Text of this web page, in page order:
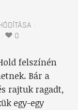
0
felszínén
Bár a
rajtuk ragadt,
egy-egy